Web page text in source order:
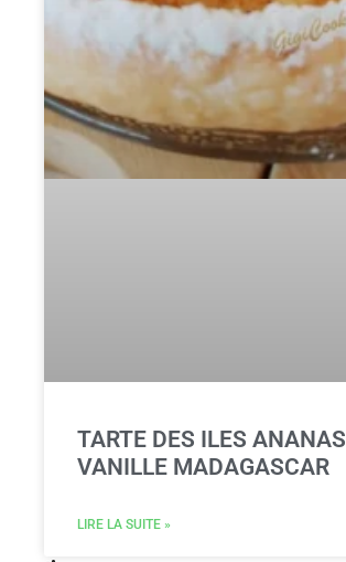
TARTE DES ILES ANANAS
VANILLE MADAGASCAR
LIRE LA SUITE »